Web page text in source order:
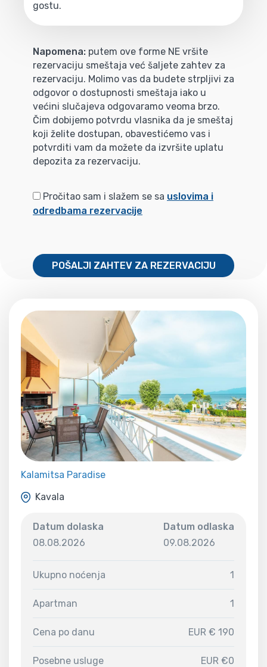
gostu.
Napomena: putem ove forme NE vršite
rezervaciju smeštaja već šaljete zahtev za
rezervaciju. Molimo vas da budete strpljivi za
odgovor o dostupnosti smeštaja iako u
većini slučajeva odgovaramo veoma brzo.
Čim dobijemo potvrdu vlasnika da je smeštaj
koji želite dostupan, obavestićemo vas i
potvrditi vam da možete da izvršite uplatu
depozita za rezervaciju.
Pročitao sam i slažem se sa uslovima i
odredbama rezervacije
POŠALJI ZAHTEV ZA REZERVACIJU
Kalamitsa Paradise
Kavala
Datum dolaska
08.08.2026
Datum odlaska
09.08.2026
Ukupno noćenja 1
Apartman 1
Cena po danu EUR € 190
Posebne usluge EUR €0